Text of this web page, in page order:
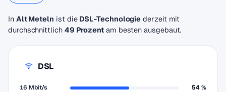
In Alt Meteln ist die DSL-Technologie derzeit mit
durchschnittlich 49 Prozentam besten ausgebaut.
DSL
16 Mbit/s
54 %